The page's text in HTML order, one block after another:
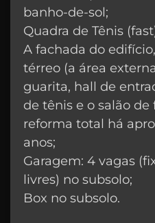
banho-de-sol;
Quadra de Tênis
A fachada do
térreo (a área
guarita, hall de
de tênis e o salão
reforma total há
anos;
Garagem: 4 vagas
livres) no subsolo;
Box no subsolo.